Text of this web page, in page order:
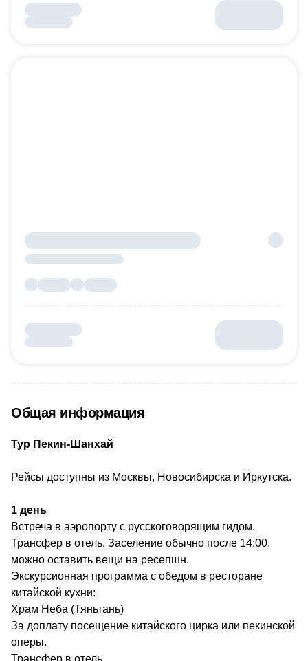
Общая информация
Тур Пекин-Шанхай
Рейсы доступны из Москвы, Новосибирска и Иркутска.
1 день
Встреча в аэропорту с русскоговорящим гидом.
Трансфер в отель. Заселение обычно после 14:00,
можно оставить вещи на ресепшн.
Экскурсионная программа с обедом в ресторане
китайской кухни:
Храм Неба (Тяньтань)
За доплату посещение китайского цирка или пекинской
оперы.
Трансфер в отель.